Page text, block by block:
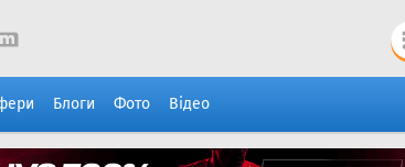
Блоги Фото Відео